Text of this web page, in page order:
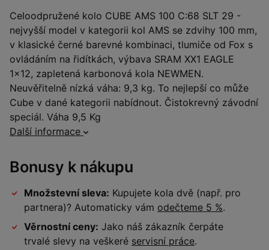
Celoodpružené kolo CUBE AMS 100 C:68 SLT 29 -
nejvyšší model v kategorii kol AMS se zdvihy 100 mm,
v klasické černé barevné kombinaci, tlumiče od Fox s
ovládáním na řidítkách, výbava SRAM XX1 EAGLE
1x12, zapletená karbonová kola NEWMEN.
Neuvěřitelně nízká váha: 9,3 kg. To nejlepší co může
Cube v dané kategorii nabídnout. Čistokrevný závodní
speciál. Váha 9,5 Kg
Další informace
Bonusy k nákupu
Množstevní sleva: Kupujete kola dvě (např. pro
partnera)? Automaticky vám odečteme 5 %.
Věrnostní ceny: Jako náš zákazník čerpáte
trvalé slevy na veškeré servisní práce.